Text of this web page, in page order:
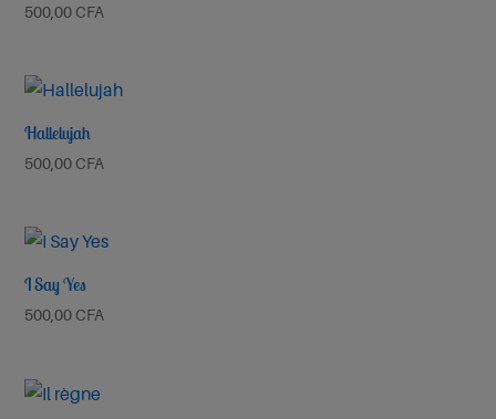
500,00 CFA
Hallelujah
500,00 CFA
I Say Yes
500,00 CFA